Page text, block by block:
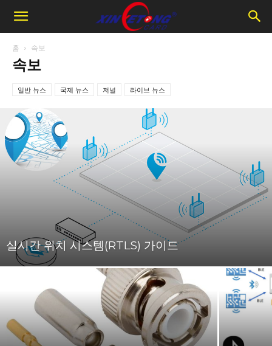
홈 속보
속보
일반 뉴스 국제 뉴스 저널 라이브 뉴스
실시간 위치 시스템(RTLS) 가이드